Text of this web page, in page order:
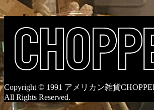
覧
Copyright © 1991 アメリカン雑貨
All Rights Reserved.